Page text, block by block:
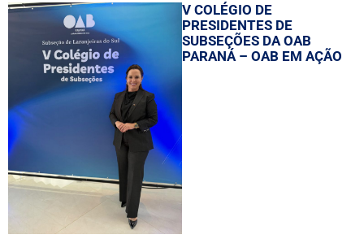
V COLÉGIO DE
PRESIDENTES DE
SUBSEÇÕES DA OAB
PARANÁ – OAB EM AÇÃO